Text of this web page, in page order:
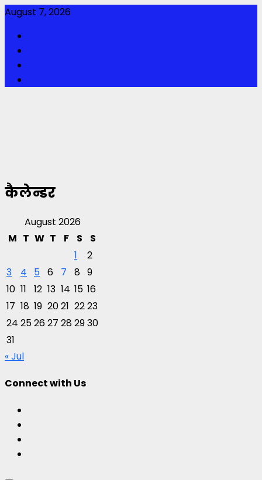
Skip
content
August 7, 2026
कैलेन्डर
August 2026
M T W T F S
S
1
2
3
4 5 6 7 8 9
10 11 12 13 14 15 16
17 18 19 2021 2223
24 252627 282930
31
« Jul
Connect with Us